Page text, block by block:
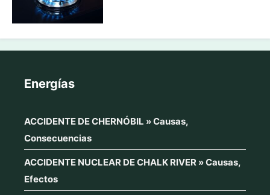
Energías
ACCIDENTE DE CHERNÓBIL » Causas,
Consecuencias
ACCIDENTE NUCLEAR DE CHALK RIVER » Causas,
Efectos